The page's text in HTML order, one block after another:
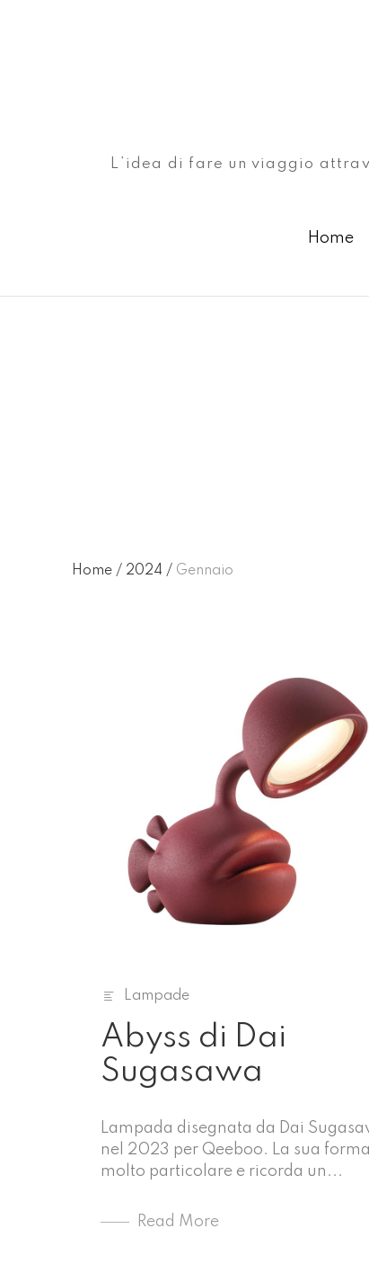
L’idea di fare un viaggio
Home
Home / 2024 / Gennaio
Lampade
Abyss di Dai
Sugasawa
Lampada disegnata da Dai
nel 2023 per Qeeboo. La sua
molto particolare e ricorda un...
Read More